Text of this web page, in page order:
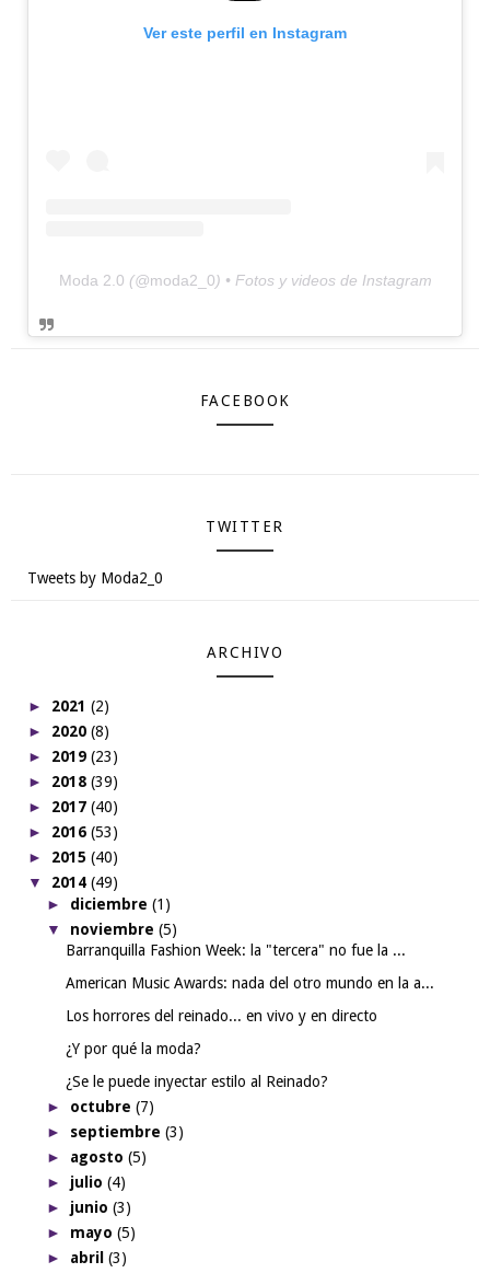
Ver este perfil en Instagram
Moda 2.0 (@moda2_0) • Fotos y videos de Instagram
FACEBOOK
TWITTER
Tweets by Moda2_0
ARCHIVO
► 2021 (2)
► 2020 (8)
► 2019 (23)
► 2018 (39)
► 2017 (40)
► 2016 (53)
► 2015 (40)
▼ 2014 (49)
► diciembre (1)
▼ noviembre (5)
Barranquilla Fashion Week: la "tercera" no fue la ...
American Music Awards: nada del otro mundo en la a...
Los horrores del reinado... en vivo y en directo
¿Y por qué la moda?
¿Se le puede inyectar estilo al Reinado?
► octubre (7)
► septiembre (3)
► agosto (5)
► julio (4)
► junio (3)
► mayo (5)
► abril (3)